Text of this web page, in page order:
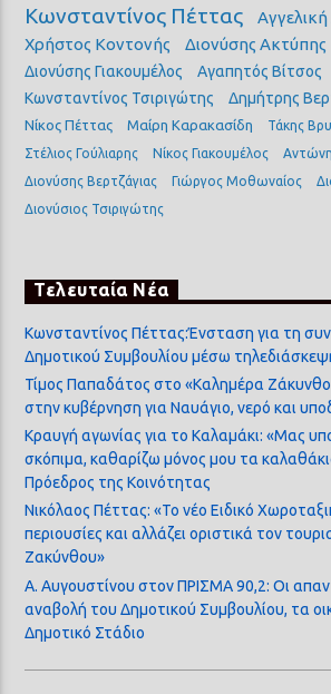
Κωνσταντίνος Πέττας
Χρήστος Κοντονής
Διονύσης Ακτύπης
Διονύσης Γιακουμέλος
Αγαπητός Βίτσος
Κωνσταντίνος Τσιριγώτης
Δημήτρης
Νίκος Πέττας Μαίρη Καρακασίδη
Τάκης
Στέλιος Γούλιαρης
Νίκος Γιακουμέλος
Διονύσης Βερτζάγιας
Γιώργος Μοθωναίος
Διονύσιος Τσιριγώτης
Τελευταία Νέα
Κωνσταντίνος Πέττας:Ένσταση για τη
Δημοτικού Συμβουλίου μέσω
Τίμος Παπαδάτος στο «Καλημέρα
στην κυβέρνηση για Ναυάγιο, νερό και
Κραυγή αγωνίας για το Καλαμάκι: «Μας
σκόπιμα, καθαρίζω μόνος μου τα
Πρόεδρος της Κοινότητας
Νικόλαος Πέττας: «Το νέο Ειδικό
περιουσίες και αλλάζει οριστικά τον
Ζακύνθου»
Α. Αυγουστίνου στον ΠΡΙΣΜΑ 90,2: Οι
αναβολή του Δημοτικού Συμβουλίου, τα
Δημοτικό Στάδιο